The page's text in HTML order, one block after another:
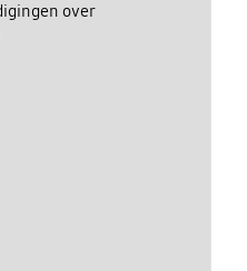
over